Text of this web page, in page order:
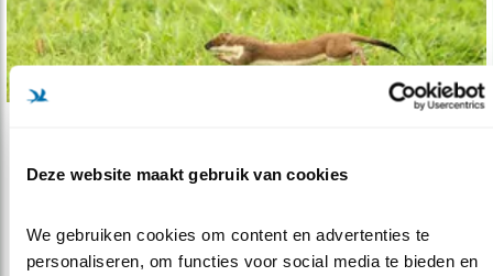
Deze website maakt gebruik van cookies
We gebruiken cookies om content en advertenties te
personaliseren, om functies voor social media te bieden en
Nieuw: factsheet predatie
kwetsbare weidevogel-populaties.